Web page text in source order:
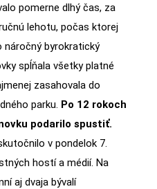
pomerne dlhý čas, za
lehotu, počas ktorej
náročný byrokratický
spĺňala všetky platné
zasahovala do
parku. Po 12 rokoch
podarilo spustiť.
v pondelok 7.
hostí a médií. Na
aj dvaja bývalí